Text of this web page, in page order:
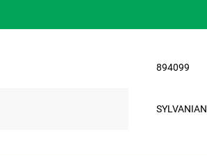
894099
SYLVANIAN